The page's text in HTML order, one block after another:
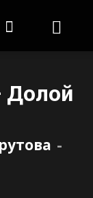
Долой
-